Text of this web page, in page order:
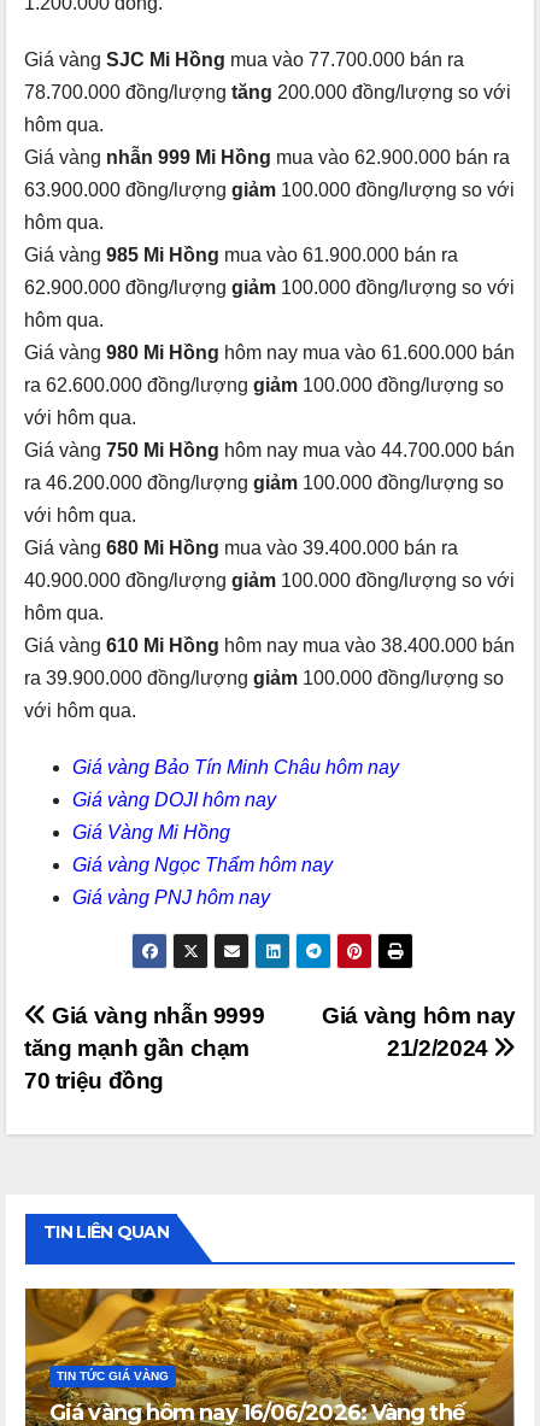
Giá vàng SJC Mi Hồng mua vào 77.700.000 bán ra
78.700.000 đồng/lượng tăng 200.000 đồng/lượng so với
hôm qua.
Giá vàng nhẫn 999 Mi Hồng mua vào 62.900.000 bán ra
63.900.000 đồng/lượng giảm 100.000 đồng/lượng so với
hôm qua.
Giá vàng 985 Mi Hồng mua vào 61.900.000 bán ra
62.900.000 đồng/lượng giảm 100.000 đồng/lượng so với
hôm qua.
Giá vàng 980 Mi Hồng hôm nay mua vào 61.600.000 bán
ra 62.600.000 đồng/lượng giảm 100.000 đồng/lượng so
với hôm qua.
Giá vàng 750 Mi Hồng hôm nay mua vào 44.700.000 bán
ra 46.200.000 đồng/lượng giảm 100.000 đồng/lượng so
với hôm qua.
Giá vàng 680 Mi Hồng mua vào 39.400.000 bán ra
40.900.000 đồng/lượng giảm 100.000 đồng/lượng so với
hôm qua.
Giá vàng 610 Mi Hồng hôm nay mua vào 38.400.000 bán
ra 39.900.000 đồng/lượng giảm 100.000 đồng/lượng so
với hôm qua.
Giá vàng Bảo Tín Minh Châu hôm nay
Giá vàng DOJI hôm nay
Giá Vàng Mi Hồng
Giá vàng Ngọc Thẩm hôm nay
Giá vàng PNJ hôm nay
Điều
hướng
bài
viết
Giá vàng hôm nay
21/2/2024
Giá vàng nhẫn 9999
tăng mạnh gần chạm
70 triệu đồng
TIN LIÊN QUAN
TIN TỨC GIÁ VÀNG
Giá vàng hôm nay 16/06/2026: Vàng thế